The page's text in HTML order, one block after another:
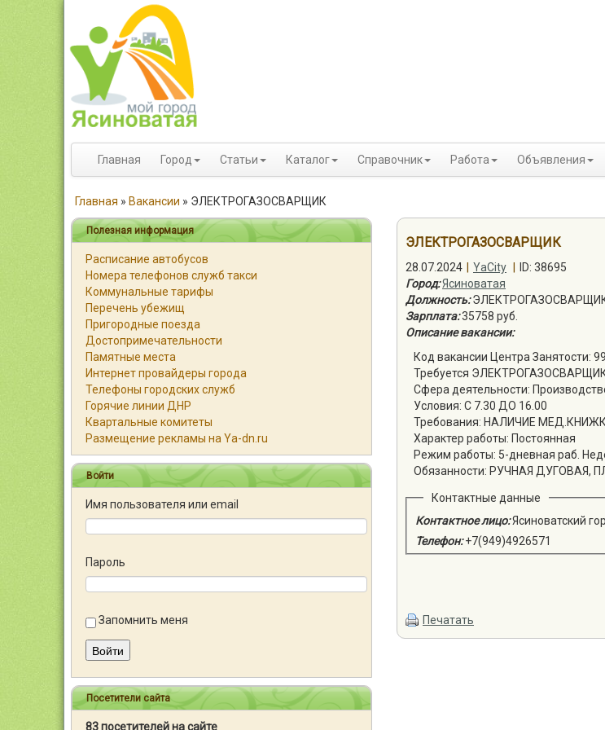
Главная Город Статьи Каталог Справочник Работа Объявления
Главная » Вакансии » ЭЛЕКТРОГАЗОСВАРЩИК
Полезная информация
Расписание автобусов
Номера телефонов служб такси
Коммунальные тарифы
Перечень убежищ
Пригородные поезда
Достопримечательности
Памятные места
Интернет провайдеры города
Телефоны городских служб
Горячие линии ДНР
Квартальные комитеты
Размещение рекламы на Ya-dn.ru
Войти
Имя пользователя или email
Пароль
Запомнить меня
Войти
Посетители сайта
83 посетителей на сайте
ЭЛЕКТРОГАЗОСВАРЩИК
28.07.2024 YaCity
ID: 38695
Город:Ясиноватая
Должность:
Зарплата:35758 руб.
Описание вакансии:
Код вакансии Центра Занятости:
Требуется
Сфера деятельности:
Условия: С 7.30 ДО 16.00
Требования: НАЛИЧИЕ
Характер работы: Постоянная
Режим работы: 5-дневная раб.
Обязанности: РУЧНАЯ ДУГОВАЯ,
Контактные данные
Контактное лицо:Ясиноватский
Телефон: +7(949)4926571
Печатать